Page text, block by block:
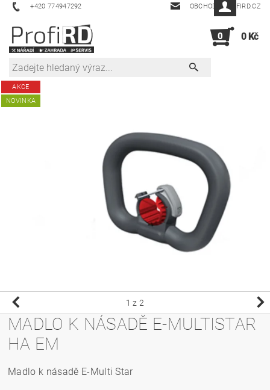
+420 774947292 OBCHOD@PROFIRD.CZ
0 0 Kč
AKCE
NOVINKA
1 z 2
MADLO K NÁSADĚ E-MULTISTAR
HA EM
Madlo k násadě E-Multi Star